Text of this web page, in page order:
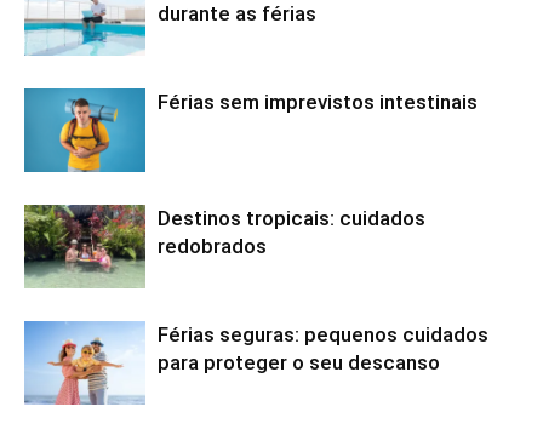
durante as férias
Férias sem imprevistos intestinais
Destinos tropicais: cuidados
redobrados
Férias seguras: pequenos cuidados
para proteger o seu descanso